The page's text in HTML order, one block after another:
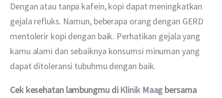
Dengan atau tanpa kafein, kopi dapat meningkatkan
gejala refluks. Namun, beberapa orang dengan GERD
mentolerir kopi dengan baik. Perhatikan gejala yang
kamu alami dan sebaiknya konsumsi minuman yang
dapat ditoleransi tubuhmu dengan baik.
Cek kesehatan lambungmu di Klinik Maag bersama